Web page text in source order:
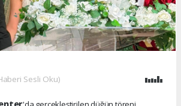
Sesli Oku)